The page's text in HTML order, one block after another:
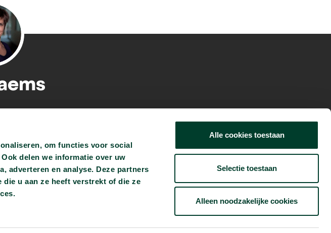
om functies voor social
delen we informatie over uw
adverteren en analyse. Deze partners
die u aan ze heeft verstrekt of die ze
Alle cookies toestaan
Selectie toestaan
Alleen noodzakelijke cookies